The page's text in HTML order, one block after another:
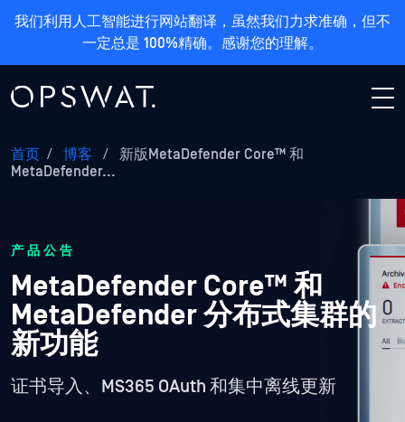
我们利用人工智能进行网站翻译，虽然我们力求准确，但不
一定总是 100%精确。感谢您的理解。
首页 / 博客 /
新版MetaDefender Core™ 和
MetaDefender...
产品公告
MetaDefender Core™ 和
MetaDefender 分布式集群的
新功能
证书导入、MS365 OAuth 和集中离线更新